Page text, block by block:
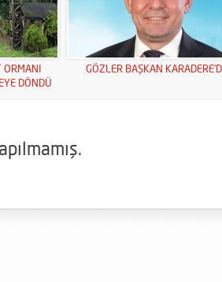
ORMANI
DÖNDÜ
GÖZLER BAŞKAN